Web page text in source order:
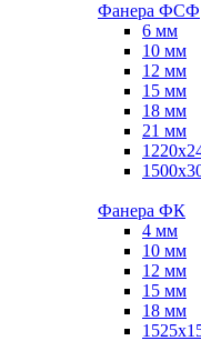
Фанера ФСФ
6 мм
10 мм
12 мм
15 мм
18 мм
21 мм
Фанера ФК
4 мм
10 мм
12 мм
15 мм
18 мм